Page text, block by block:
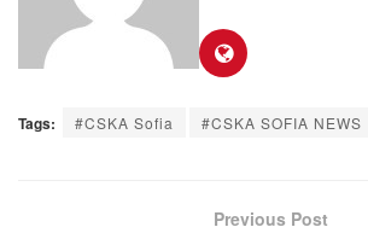
Tags: #CSKA Sofia #CSKA SOFIA NEWS
Previous Post